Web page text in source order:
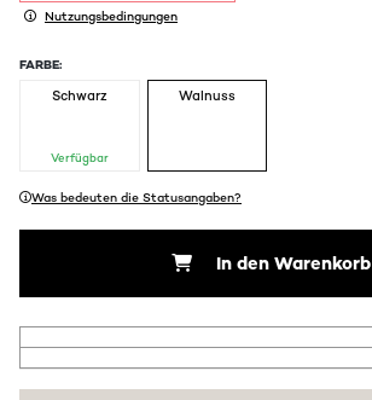
Nutzungsbedingungen
FARBE:
Schwarz
Verfügbar
Walnuss
Was bedeuten die Statusangaben?
In den Warenkorb